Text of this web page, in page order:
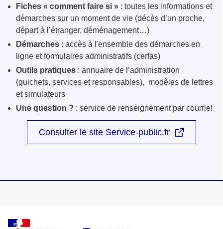
Fiches « comment faire si » : toutes les informations et
démarches sur un moment de vie (décès d’un proche,
départ à l’étranger, déménagement…)
Démarches : accès à l'ensemble des démarches en
ligne et formulaires administratifs (cerfas)
Outils pratiques : annuaire de l’administration
(guichets, services et responsables), modèles de lettres
et simulateurs
Une question ? : service de renseignement par courriel
Consulter le site Service-public.fr